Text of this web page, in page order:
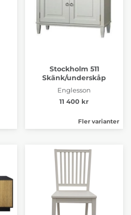
Stockholm 511
Skänk/underskåp
Englesson
11 400 kr
Fler varianter